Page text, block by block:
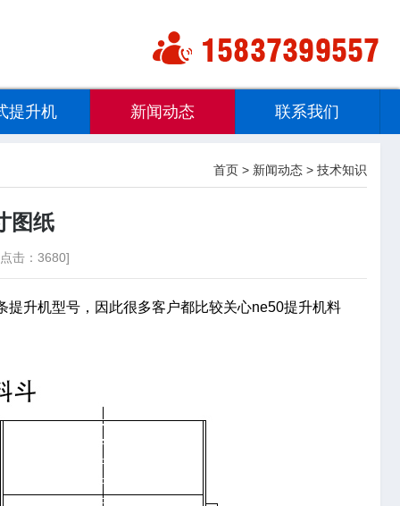
提升机 新闻动态 联系我们
首页 > 新闻动态 > 技术知识
图纸
击：3680]
升机型号，因此很多客户都比较关心ne50提升机料